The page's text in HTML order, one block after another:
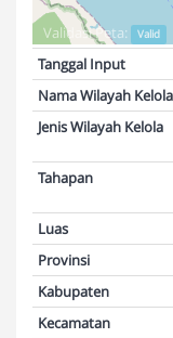
Validasi Peta: Valid
Tanggal Input
Nama Wilayah Kelola
Jenis Wilayah Kelola
Tahapan
Luas
Provinsi
Kabupaten
Kecamatan